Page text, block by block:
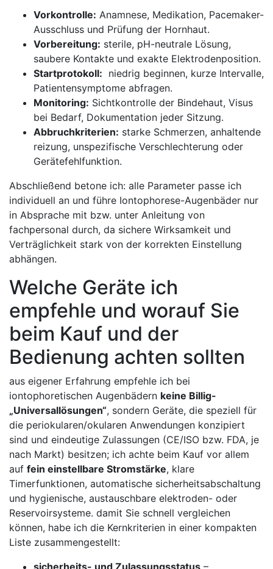
Vorkontrolle: Anamnese, Medikation, Pacemaker-
Ausschluss und Prüfung der⁣ Hornhaut.
Vorbereitung: sterile, pH-neutrale Lösung,
saubere ⁢Kontakte und exakte Elektrodenposition.
Startprotokoll: ​ niedrig beginnen, kurze Intervalle,
Patientensymptome abfragen.
Monitoring: ‍Sichtkontrolle der Bindehaut, Visus
⁤bei⁢ Bedarf, Dokumentation jeder Sitzung.
Abbruchkriterien: starke ⁤Schmerzen, anhaltende
reizung, unspezifische Verschlechterung oder
⁣Gerätefehlfunktion.
Abschließend betone ich: alle Parameter⁣ passe ich
‌individuell an​ und führe Iontophorese-Augenbäder nur⁤
in Absprache mit bzw. ‍unter ​Anleitung von⁢
fachpersonal durch, da sichere Wirksamkeit und
Verträglichkeit ​stark von der ⁢korrekten ⁣Einstellung
abhängen.
Welche Geräte ich
empfehle und ⁢worauf⁢ Sie⁣
beim Kauf und der ​
Bedienung achten sollten
aus eigener Erfahrung empfehle ich⁤ bei
iontophoretischen Augenbädern​ keine Billig-
„Universallösungen“, sondern Geräte, ⁢die speziell für
die periokularen/okularen⁢ Anwendungen ​konzipiert
⁢sind und eindeutige‍ Zulassungen (CE/ISO bzw. FDA, je
nach‍ Markt) besitzen;‍ ich​ achte beim Kauf vor allem
auf fein einstellbare Stromstärke, klare
⁣Timerfunktionen, automatische sicherheitsabschaltung
und hygienische, ‌austauschbare elektroden- oder⁢
Reservoirsysteme. damit Sie schnell vergleichen
können, habe ich die ⁣Kernkriterien in einer ⁤kompakten
Liste zusammengestellt: ‍
sicherheits- und ​Zulassungsstatus –